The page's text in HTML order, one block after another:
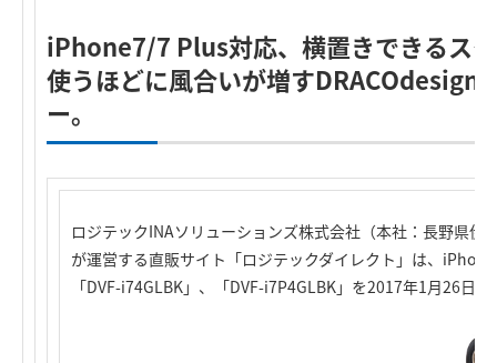
iPhone7/7 Plus対応、横置きできるス
使うほどに風合いが増すDRACOdesign
ー。
ロジテックINAソリューションズ株式会社（本社：長野県伊
が運営する直販サイト「ロジテックダイレクト」は、
「DVF-i74GLBK」、「DVF-i7P4GLBK」を2017年1月26日